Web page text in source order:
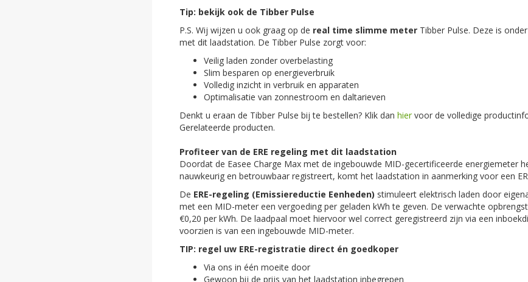
Tip: bekijk ook de Tibber Pulse
P.S. Wij wijzen u ook graag op de real time slimme meter Tibber Pulse. Deze is
met dit laadstation. De Tibber Pulse zorgt voor:
Veilig laden zonder overbelasting
Slim besparen op energieverbruik
Volledig inzicht in verbruik en apparaten
Optimalisatie van zonnestroom en daltarieven
Denkt u eraan de Tibber Pulse bij te bestellen? Klik dan hiervoor de volledige
Gerelateerde producten.
Profiteer van de ERE regeling met dit laadstation
Doordat de Easee Charge Max met de ingebouwde MID-gecertificeerde energiemeter
nauwkeurig en betrouwbaar registreert, komt het laadstation in aanmerking voor een
De ERE-regeling (Emissiereductie Eenheden) stimuleert elektrisch laden door
met een MID-meter een vergoeding per geladen kWh te geven. De verwachte
€0,20 per kWh. De laadpaal moet hiervoor wel correct geregistreerd zijn via een
voorzien is van een ingebouwde MID-meter.
TIP: regel uw ERE-registratie direct én goedkoper
Via ons in één moeite door
Gewoon bij de prijs van het laadstation inbegrepen